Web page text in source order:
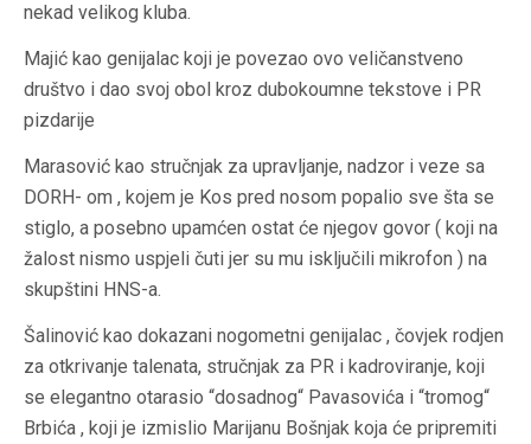
nekad velikog kluba.
Majić kao genijalac koji je povezao ovo veličanstveno
društvo i dao svoj obol kroz dubokoumne tekstove i PR
pizdarije
Marasović kao stručnjak za upravljanje, nadzor i veze sa
DORH- om , kojem je Kos pred nosom popalio sve šta se
stiglo, a posebno upamćen ostat će njegov govor ( koji na
žalost nismo uspjeli čuti jer su mu isključili mikrofon ) na
skupštini HNS-a.
Šalinović kao dokazani nogometni genijalac , čovjek rodjen
za otkrivanje talenata, stručnjak za PR i kadroviranje, koji
se elegantno otarasio “dosadnog“ Pavasovića i “tromog“
Brbića , koji je izmislio Marijanu Bošnjak koja će pripremiti